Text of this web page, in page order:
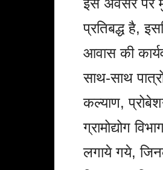
इस अवसर पर
प्रतिबद्ध है,
आवास की
साथ-साथ
कल्याण,
ग्रामोद्योग
लगाये गये,